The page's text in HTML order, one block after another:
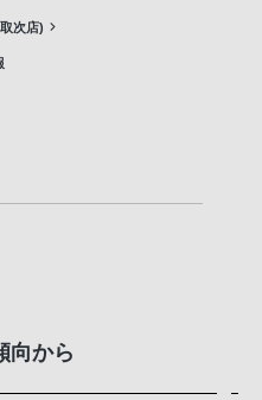
次店)
向から